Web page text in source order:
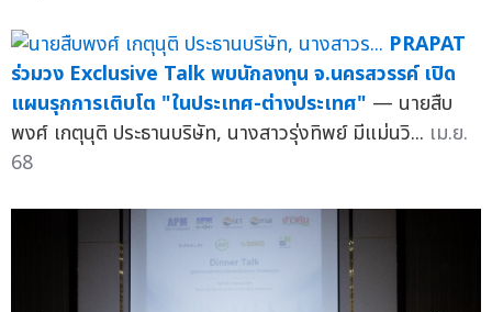
PRAPAT
ร่วมวง Exclusive Talk พบนักลงทุน จ.นครสวรรค์ เปิด
แผนรุกการเติบโต "ในประเทศ-ต่างประเทศ" — นายสืบ
พงศ์ เกตุนุติ ประธานบริษัท, นางสาวรุ่งทิพย์ มีแม่นวิ... เม.ย.
68